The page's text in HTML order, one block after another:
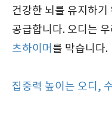
건강한 뇌를 유지하기
공급합니다. 오디는
츠하이머 를 막습니다.
집중력 높이는 오디,